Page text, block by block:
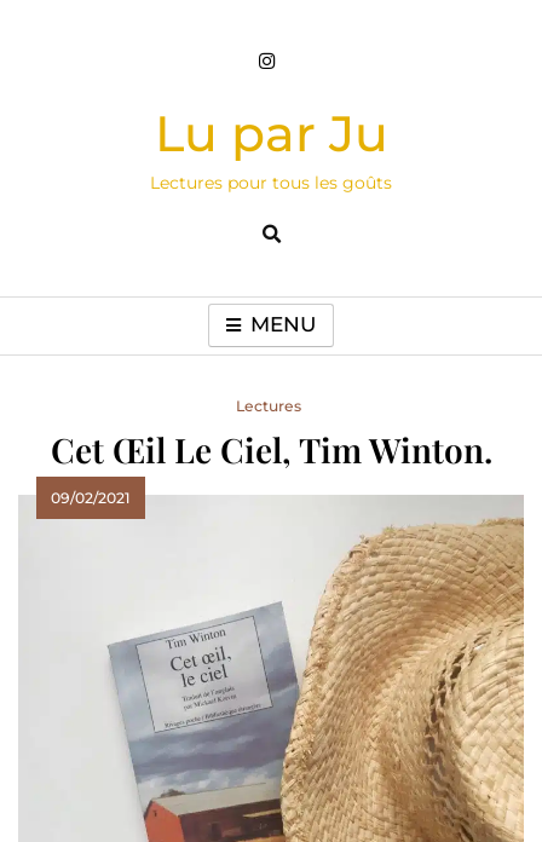
Lu par Ju
Lectures pour tous les goûts
MENU
Lectures
Cet Œil Le Ciel, Tim Winton.
09/02/2021